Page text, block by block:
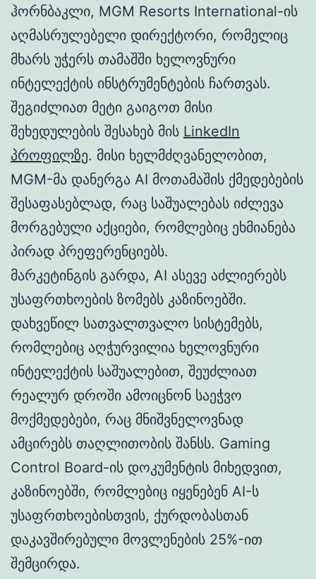
ჰორნბაკლი, MGM Resorts International-ის
აღმასრულებელი დირექტორი, რომელიც
მხარს უჭერს თამაშში ხელოვნური
ინტელექტის ინსტრუმენტების ჩართვას.
შეგიძლიათ მეტი გაიგოთ მისი
შეხედულების შესახებ მის LinkedIn
პროფილზე. მისი ხელმძღვანელობით,
MGM-მა დანერგა AI მოთამაშის ქმედებების
შესაფასებლად, რაც საშუალებას იძლევა
მორგებული აქციები, რომლებიც ეხმიანება
პირად პრეფერენციებს.
მარკეტინგის გარდა, AI ასევე აძლიერებს
უსაფრთხოების ზომებს კაზინოებში.
დახვეწილ სათვალთვალო სისტემებს,
რომლებიც აღჭურვილია ხელოვნური
ინტელექტის საშუალებით, შეუძლიათ
რეალურ დროში ამოიცნონ საეჭვო
მოქმედებები, რაც მნიშვნელოვნად
ამცირებს თაღლითობის შანსს. Gaming
Control Board-ის დოკუმენტის მიხედვით,
კაზინოებში, რომლებიც იყენებენ AI-ს
უსაფრთხოებისთვის, ქურდობასთან
დაკავშირებული მოვლენების 25%-ით
შემცირდა.